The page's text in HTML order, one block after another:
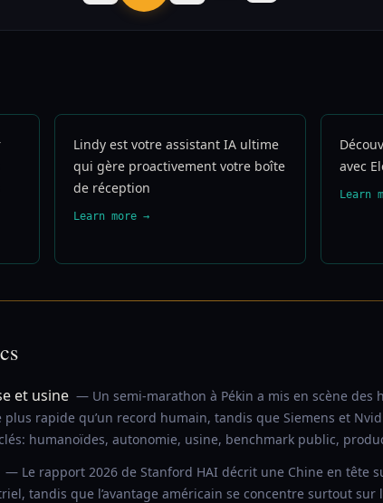
Lindy est votre assistant IA ultime
qui gère proactivement votre boîte
de réception
Learn more →
avec
Learn
et usine — Un semi-marathon à Pékin a mis en scène des
rapide qu’un record humain, tandis que Siemens et
humanoïdes, autonomie, usine, benchmark public,
— Le rapport 2026 de Stanford HAI décrit une Chine en tête
tandis que l’avantage américain se concentre surtout sur